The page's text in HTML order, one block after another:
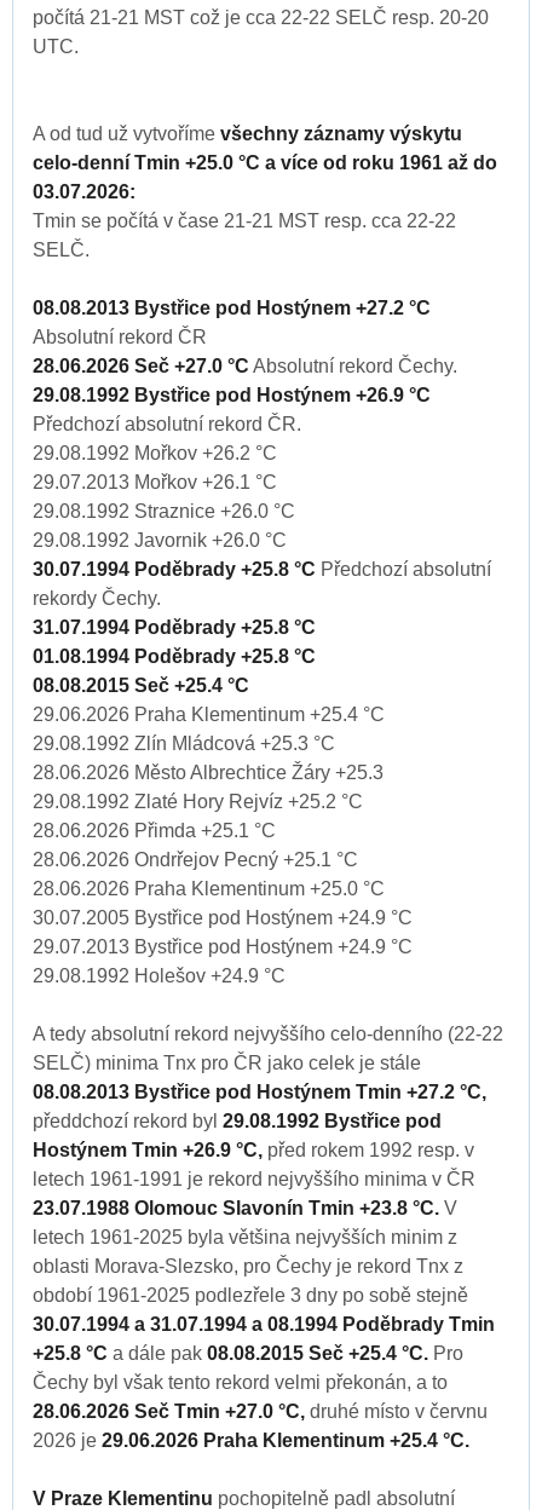
počítá 21-21 MST což je cca 22-22 SELČ resp. 20-20
UTC.
A od tud už vytvoříme všechny záznamy výskytu
celo-denní Tmin +25.0 °C a více od roku 1961 až do
03.07.2026:
Tmin se počítá v čase 21-21 MST resp. cca 22-22
SELČ.
08.08.2013 Bystřice pod Hostýnem +27.2 °C
Absolutní rekord ČR
28.06.2026 Seč +27.0 °C Absolutní rekord Čechy.
29.08.1992 Bystřice pod Hostýnem +26.9 °C
Předchozí absolutní rekord ČR.
29.08.1992 Mořkov +26.2 °C
29.07.2013 Mořkov +26.1 °C
29.08.1992 Straznice +26.0 °C
29.08.1992 Javornik +26.0 °C
30.07.1994 Poděbrady +25.8 °C Předchozí absolutní
rekordy Čechy.
31.07.1994 Poděbrady +25.8 °C
01.08.1994 Poděbrady +25.8 °C
08.08.2015 Seč +25.4 °C
29.06.2026 Praha Klementinum +25.4 °C
29.08.1992 Zlín Mládcová +25.3 °C
28.06.2026 Město Albrechtice Žáry +25.3
29.08.1992 Zlaté Hory Rejvíz +25.2 °C
28.06.2026 Přimda +25.1 °C
28.06.2026 Ondrřejov Pecný +25.1 °C
28.06.2026 Praha Klementinum +25.0 °C
30.07.2005 Bystřice pod Hostýnem +24.9 °C
29.07.2013 Bystřice pod Hostýnem +24.9 °C
29.08.1992 Holešov +24.9 °C
A tedy absolutní rekord nejvyššího celo-denního (22-22
SELČ) minima Tnx pro ČR jako celek je stále
08.08.2013 Bystřice pod Hostýnem Tmin +27.2 °C,
předdchozí rekord byl 29.08.1992 Bystřice pod
Hostýnem Tmin +26.9 °C, před rokem 1992 resp. v
letech 1961-1991 je rekord nejvyššího minima v ČR
23.07.1988 Olomouc Slavonín Tmin +23.8 °C. V
letech 1961-2025 byla většina nejvyšších minim z
oblasti Morava-Slezsko, pro Čechy je rekord Tnx z
období 1961-2025 podlezřele 3 dny po sobě stejně
30.07.1994 a 31.07.1994 a 08.1994 Poděbrady Tmin
+25.8 °C a dále pak 08.08.2015 Seč +25.4 °C. Pro
Čechy byl však tento rekord velmi překonán, a to
28.06.2026 Seč Tmin +27.0 °C, druhé místo v červnu
2026 je 29.06.2026 Praha Klementinum +25.4 °C.
V Praze Klementinu pochopitelně padl absolutní